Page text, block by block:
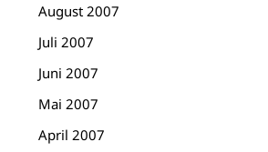
August 2007
Juli 2007
Juni 2007
Mai 2007
April 2007